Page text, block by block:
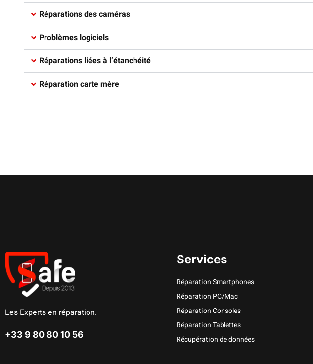
Réparations des caméras​
Problèmes logiciels​
Réparations liées à l’étanchéité​
Réparation carte mère​
Les Experts en réparation.
+33 9 80 80 10 56
Services
Réparation Smartphones
Réparation PC/Mac
Réparation Consoles
Réparation Tablettes
Récupération de données